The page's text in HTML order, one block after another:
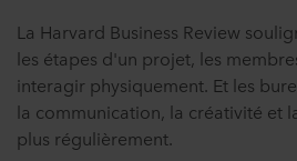
La Harvard Business Review
les étapes d'un projet, les
interagir physiquement. Et les
la communication, la créativité et
plus régulièrement.